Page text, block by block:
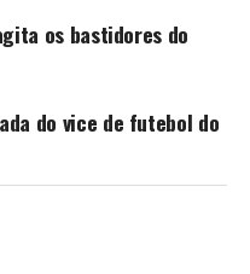
os bastidores do
do vice de futebol do